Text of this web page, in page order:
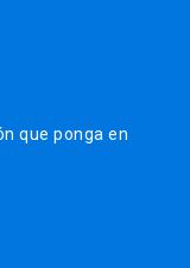
que ponga en